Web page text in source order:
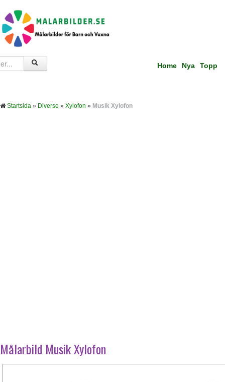
Home Nya Topp
Startsida » Diverse » Xylofon » Musik Xylofon
Målarbild Musik Xylofon